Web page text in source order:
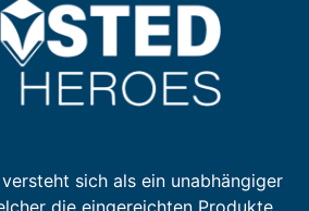
sich als ein unabhängiger
die eingereichten Produkte